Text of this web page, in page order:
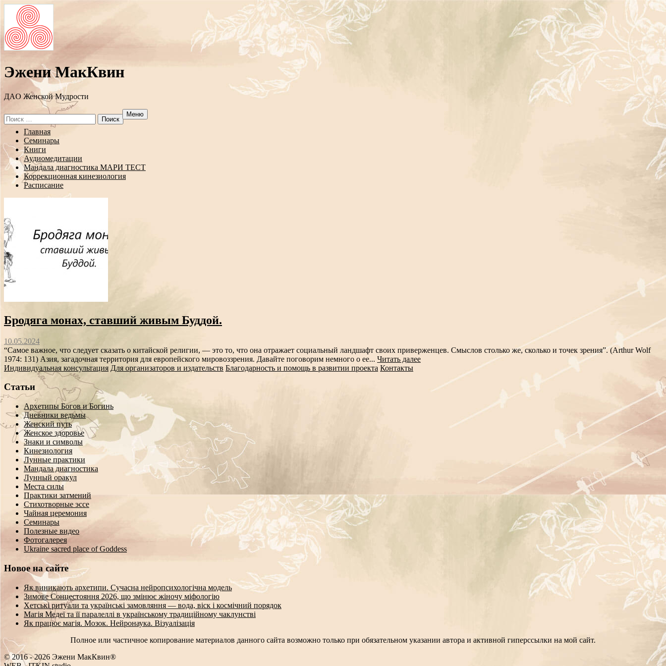
Эжени МакКвин
ДAO Женской Мудрости
Search
for:
Меню
Перейти
содержанию
Главная
Семинары
Книги
Аудиомедитации
Мандала диагностика МАРИ ТЕСТ
Коррекционная кинезиология
Расписание
Бродяга монах, ставший живым Буддой.
10.05.2024
“Самое важное, что следует сказать о китайской религии, — это то, что она отражает социальный ландшафт своих приверженцев. Смыслов столько же, сколько и точек зрения”. (Arthur Wolf
1974: 131) Азия, загадочная территория для европейского мировоззрения. Давайте поговорим немного о ее... Читать далее
Индивидуальная консультация Для организаторов и издательств Благодарность и помощь в развитии проекта Контакты
Статьи
Архетипы Богов и Богинь
Дневники ведьмы
Женский путь
Женское здоровье
Знаки и символы
Кинезиология
Лунные практики
Мандала диагностика
Лунный оракул
Места силы
Практики затмений
Стихотворные эссе
Чайная церемония
Семинары
Полезные видео
Фотогалерея
Ukraine sacred place of Goddess
Новое на сайте
Як виникають архетипи. Сучасна нейропсихологічна модель
Зимове Сонцестояння 2026, що змінює жіночу міфологію
Хетські ритуали та українські замовляння — вода, віск і космічний порядок
Магія Медеї та її паралеллі в українському традиційному чаклунстві
Як працює магія. Мозок. Нейронаука. Візуалізація
Полное или частичное копирование материалов данного сайта возможно только при обязательном указании автора и активной гиперссылки на мой сайт.
© 2016 - 2026 Эжени МакКвин®